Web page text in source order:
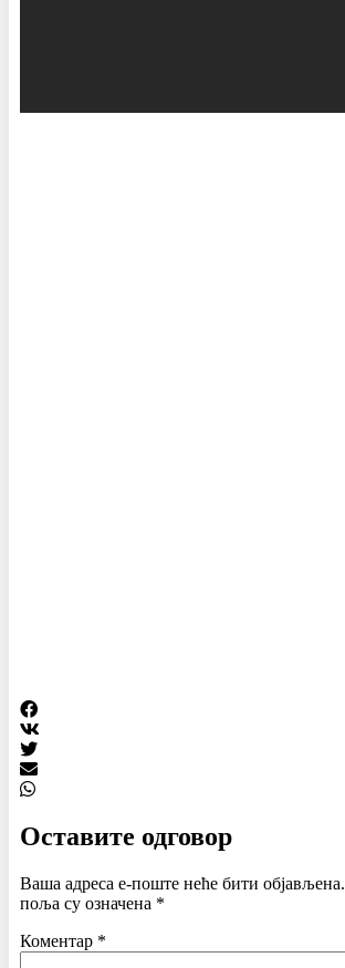
Оставите одговор
Ваша адреса е-поште неће бити објављена.
поља су означена *
Коментар *